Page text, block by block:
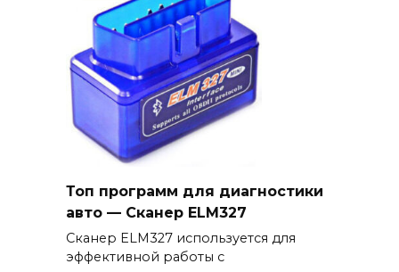
Топ программ для диагностики
авто — Сканер ELM327
Сканер ELM327 используется для
эффективной работы с